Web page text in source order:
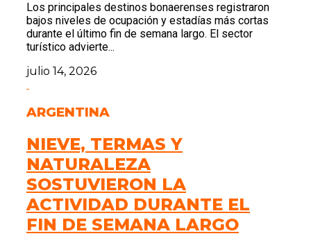
Los principales destinos bonaerenses registraron
bajos niveles de ocupación y estadías más cortas
durante el último fin de semana largo. El sector
turístico advierte...
julio 14, 2026
ARGENTINA
NIEVE, TERMAS Y
NATURALEZA
SOSTUVIERON LA
ACTIVIDAD DURANTE EL
FIN DE SEMANA LARGO